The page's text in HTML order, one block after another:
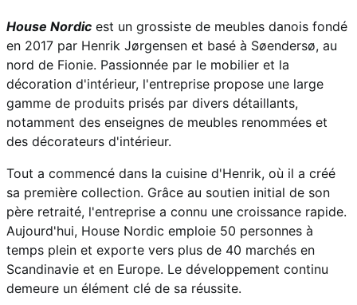
House Nordic est un grossiste de meubles danois fondé
en 2017 par Henrik Jørgensen et basé à Søendersø, au
nord de Fionie. Passionnée par le mobilier et la
décoration d'intérieur, l'entreprise propose une large
gamme de produits prisés par divers détaillants,
notamment des enseignes de meubles renommées et
des décorateurs d'intérieur.
Tout a commencé dans la cuisine d'Henrik, où il a créé
sa première collection. Grâce au soutien initial de son
père retraité, l'entreprise a connu une croissance rapide.
Aujourd'hui, House Nordic emploie 50 personnes à
temps plein et exporte vers plus de 40 marchés en
Scandinavie et en Europe. Le développement continu
demeure un élément clé de sa réussite.